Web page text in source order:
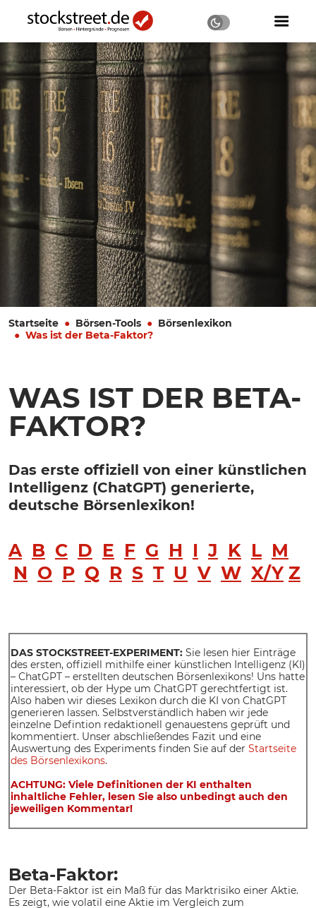
Startseite Börsen-Tools
Börsenlexikon
Was ist der Beta-Faktor?
WAS IST DER BETA-
FAKTOR?
Das erste offiziell von einer künstlichen
Intelligenz (ChatGPT) generierte,
deutsche Börsenlexikon!
A B C D E F G H I J K L M
N O P Q R S T U V W X/Y Z
DAS STOCKSTREET-EXPERIMENT: Sie lesen hier Einträge
des ersten, offiziell mithilfe einer künstlichen Intelligenz (KI)
– ChatGPT – erstellten deutschen Börsenlexikons! Uns hatte
interessiert, ob der Hype um ChatGPT gerechtfertigt ist.
Also haben wir dieses Lexikon durch die KI von ChatGPT
generieren lassen. Selbstverständlich haben wir jede
einzelne Defintion redaktionell genauestens geprüft und
kommentiert. Unser abschließendes Fazit und eine
Auswertung des Experiments finden Sie auf der Startseite
des Börsenlexikons.
ACHTUNG: Viele Definitionen der KI enthalten
inhaltliche Fehler, lesen Sie also unbedingt auch den
jeweiligen Kommentar!
Beta-Faktor:
Der Beta-Faktor ist ein Maß für das Marktrisiko einer Aktie.
Es zeigt, wie volatil eine Aktie im Vergleich zum